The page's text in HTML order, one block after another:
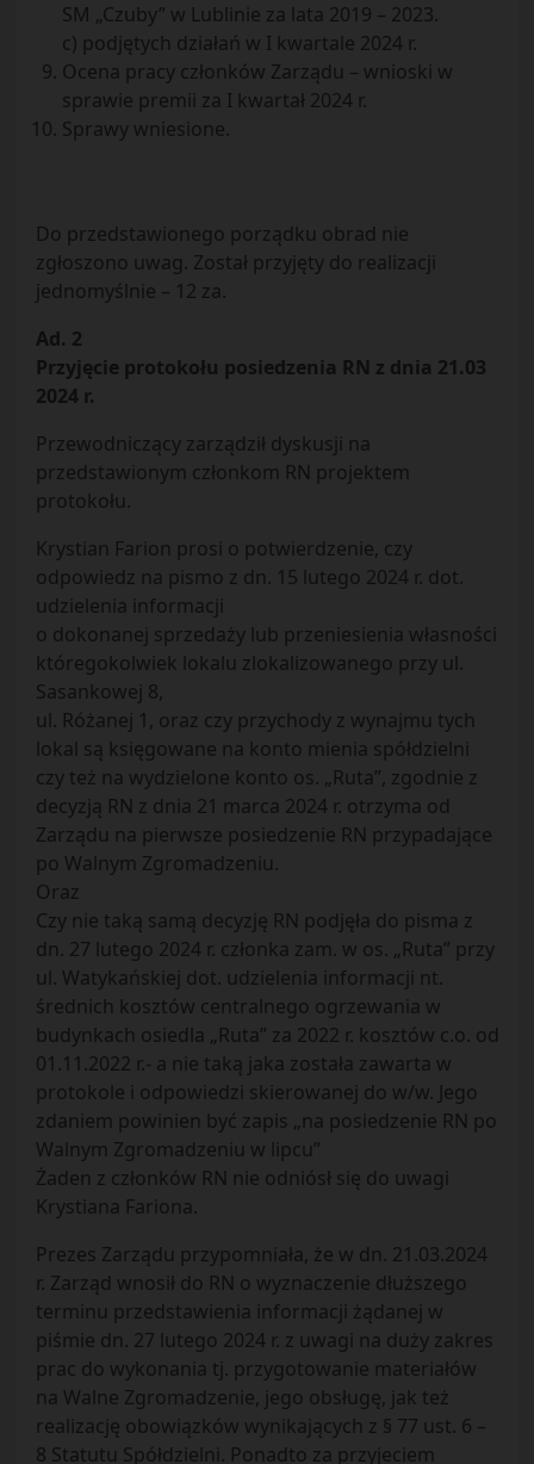
SM „Czuby” w Lublinie za lata 2019 – 2023.
c) podjętych działań w I kwartale 2024 r.
Ocena pracy członków Zarządu – wnioski w
sprawie premii za I kwartał 2024 r.
Sprawy wniesione.
Do przedstawionego porządku obrad nie
zgłoszono uwag. Został przyjęty do realizacji
jednomyślnie – 12 za.
Ad. 2
Przyjęcie protokołu posiedzenia RN z dnia 21.03
2024 r.
Przewodniczący zarządził dyskusji na
przedstawionym członkom RN projektem
protokołu.
Krystian Farion prosi o potwierdzenie, czy
odpowiedz na pismo z dn. 15 lutego 2024 r. dot.
udzielenia informacji
o dokonanej sprzedaży lub przeniesienia własności
któregokolwiek lokalu zlokalizowanego przy ul.
Sasankowej 8,
ul. Różanej 1, oraz czy przychody z wynajmu tych
lokal są księgowane na konto mienia spółdzielni
czy też na wydzielone konto os. „Ruta”, zgodnie z
decyzją RN z dnia 21 marca 2024 r. otrzyma od
Zarządu na pierwsze posiedzenie RN przypadające
po Walnym Zgromadzeniu.
Oraz
Czy nie taką samą decyzję RN podjęła do pisma z
dn. 27 lutego 2024 r. członka zam. w os. „Ruta” przy
ul. Watykańskiej dot. udzielenia informacji nt.
średnich kosztów centralnego ogrzewania w
budynkach osiedla „Ruta” za 2022 r. kosztów c.o. od
01.11.2022 r.- a nie taką jaka została zawarta w
protokole i odpowiedzi skierowanej do w/w. Jego
zdaniem powinien być zapis „na posiedzenie RN po
Walnym Zgromadzeniu w lipcu”
Żaden z członków RN nie odniósł się do uwagi
Krystiana Fariona.
Prezes Zarządu przypomniała, że w dn. 21.03.2024
r. Zarząd wnosił do RN o wyznaczenie dłuższego
terminu przedstawienia informacji żądanej w
piśmie dn. 27 lutego 2024 r. z uwagi na duży zakres
prac do wykonania tj. przygotowanie materiałów
na Walne Zgromadzenie, jego obsługę, jak też
realizację obowiązków wynikających z § 77 ust. 6 –
8 Statutu Spółdzielni. Ponadto za przyjeciem